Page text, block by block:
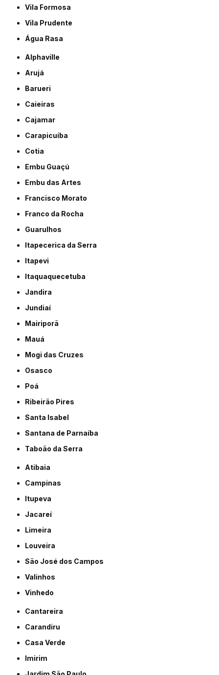
Vila Formosa
Vila Prudente
Água Rasa
Alphaville
Arujá
Barueri
Caieiras
Cajamar
Carapicuíba
Cotia
Embu Guaçú
Embu das Artes
Francisco Morato
Franco da Rocha
Guarulhos
Itapecerica da Serra
Itapevi
Itaquaquecetuba
Jandira
Jundiaí
Mairiporã
Mauá
Mogi das Cruzes
Osasco
Poá
Ribeirão Pires
Santa Isabel
Santana de Parnaíba
Taboão da Serra
Atibaia
Campinas
Itupeva
Jacareí
Limeira
Louveira
São José dos Campos
Valinhos
Vinhedo
Cantareira
Carandiru
Casa Verde
Imirim